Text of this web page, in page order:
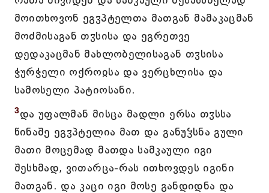
მოითხოვონ ეგჳპტელთა მათგან მამაკაცმან
მოძმისაგან თჳსისა და ეგრეთვე
დედაკაცმან მახლობელისაგან თჳსისა
ჭურჭელი ოქროჲსა და ვერცხლისა და
სამოსელი პატიოსანი.
3და უფალმან მისცა მადლი ერსა თჳსსა
წინაშე ეგჳპტელია მათ და განუჴსნა გული
მათი მოცემად მათდა სამკაული იგი
შესხმად, ვითარცა-რას ითხოვდეს იგინი
მათგან. და კაცი იგი მოსე განდიდნა და